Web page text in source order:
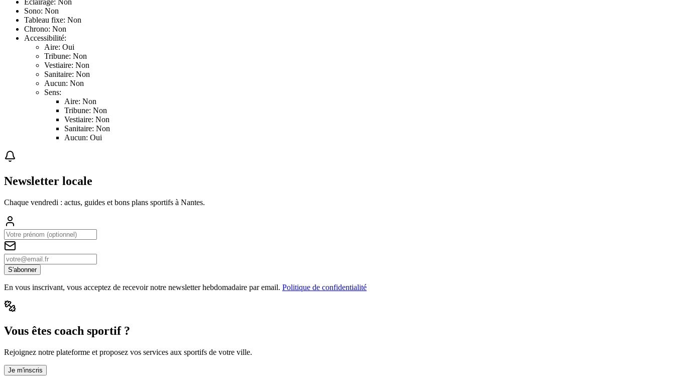
Éclairage: Non
Sono: Non
Tableau fixe: Non
Chrono: Non
Accessibilité:
Aire: Oui
Tribune: Non
Vestiaire: Non
Sanitaire: Non
Aucun: Non
Sens:
Aire: Non
Tribune: Non
Vestiaire: Non
Sanitaire: Non
Aucun: Oui
Newsletter locale
Chaque vendredi : actus, guides et bons plans sportifs à Nantes.
S'abonner
En vous inscrivant, vous acceptez de recevoir notre newsletter hebdomadaire par email. Politique de confidentialité
Vous êtes coach sportif ?
Rejoignez notre plateforme et proposez vos services aux sportifs de votre ville.
Je m'inscris